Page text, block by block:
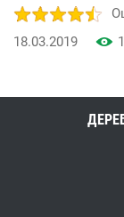
18.03.2019